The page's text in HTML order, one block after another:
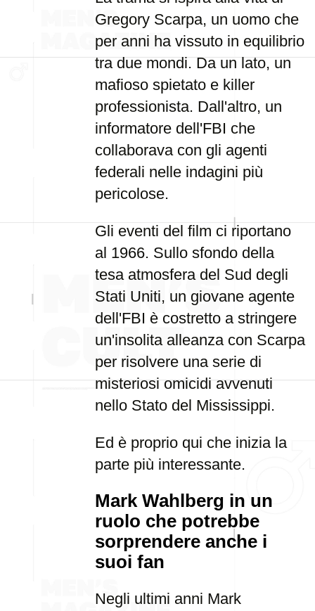
Gregory Scarpa, un uomo che
per anni ha vissuto in equilibrio
tra due mondi. Da un lato, un
mafioso spietato e killer
professionista. Dall'altro, un
informatore dell'FBI che
collaborava con gli agenti
federali nelle indagini più
pericolose.
Gli eventi del film ci riportano
al 1966. Sullo sfondo della
tesa atmosfera del Sud degli
Stati Uniti, un giovane agente
dell'FBI è costretto a stringere
un'insolita alleanza con Scarpa
per risolvere una serie di
misteriosi omicidi avvenuti
nello Stato del Mississippi.
Ed è proprio qui che inizia la
parte più interessante.
Mark Wahlberg in un
ruolo che potrebbe
sorprendere anche i
suoi fan
Negli ultimi anni Mark